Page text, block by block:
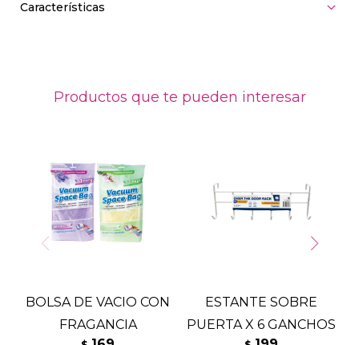
Características
Productos que te pueden interesar
BOLSA DE VACIO CON
FRAGANCIA
ESTANTE SOBRE
PUERTA X 6 GANCHOS